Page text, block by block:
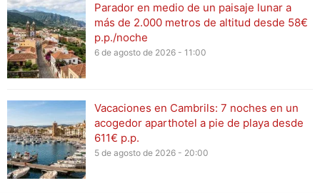
Parador en medio de un paisaje lunar a
más de 2.000 metros de altitud desde 58€
p.p./noche
6 de agosto de 2026 - 11:00
Vacaciones en Cambrils: 7 noches en un
acogedor aparthotel a pie de playa desde
611€ p.p.
5 de agosto de 2026 - 20:00